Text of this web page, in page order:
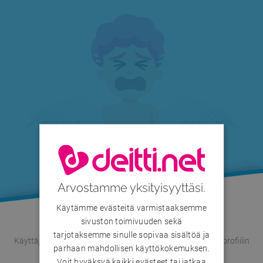
Käyttäjän profiili odottaa lisävarmennusta. Voit tarkistaa profiilin
tilan myöhemmin uudelleen.
Arvostamme yksityisyyttäsi.
Käytämme evästeitä varmistaaksemme
sivuston toimivuuden sekä
tarjotaksemme sinulle sopivaa sisältöä ja
parhaan mahdollisen käyttökokemuksen.